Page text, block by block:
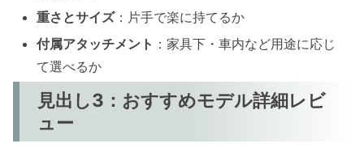
重さとサイズ：片手で楽に持てるか
付属アタッチメント ：家具下・車内など用途に応じ
て選べるか
見出し3：おすすめモデル詳細レビ
ュー